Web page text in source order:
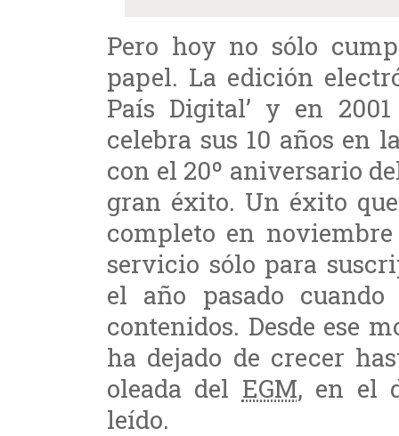
Pero hoy no sólo
papel. La edición
País Digital’ y en 2001
celebra sus 10 años en
con el 20º aniversario
gran éxito. Un éxito
completo en
servicio sólo para
el año pasado
contenidos. Desde ese
ha dejado de crecer
oleada del EGM, en el
leído.